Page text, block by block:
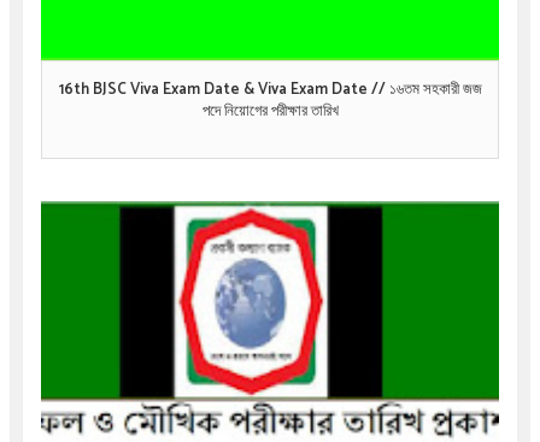
16th BJSC Viva Exam Date & Viva Exam Date // ১৬তম সহকারী জজ
পদে নিয়োগের পরীক্ষার তারিখ